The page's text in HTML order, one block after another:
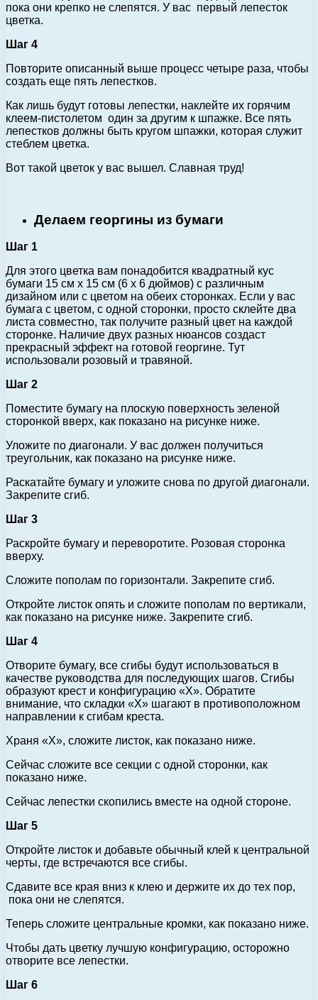
пока они крепко не слепятся. У вас первый лепесток
цветка.
Шаг 4
Повторите описанный выше процесс четыре раза, чтобы
создать еще пять лепестков.
Как лишь будут готовы лепестки, наклейте их горячим
клеем-пистолетом один за другим к шпажке. Все пять
лепестков должны быть кругом шпажки, которая служит
стеблем цветка.
Вот такой цветок у вас вышел. Славная труд!
Делаем георгины из бумаги
Шаг 1
Для этого цветка вам понадобится квадратный кус
бумаги 15 см х 15 см (6 x 6 дюймов) с различным
дизайном или с цветом на обеих сторонках. Если у вас
бумага с цветом, с одной сторонки, просто склейте два
листа совместно, так получите разный цвет на каждой
сторонке. Наличие двух разных нюансов создаст
прекрасный эффект на готовой георгине. Тут
использовали розовый и травяной.
Шаг 2
Поместите бумагу на плоскую поверхность зеленой
сторонкой вверх, как показано на рисунке ниже.
Уложите по диагонали. У вас должен получиться
треугольник, как показано на рисунке ниже.
Раскатайте бумагу и уложите снова по другой диагонали.
Закрепите сгиб.
Шаг 3
Раскройте бумагу и переворотите. Розовая сторонка
вверху.
Сложите пополам по горизонтали. Закрепите сгиб.
Откройте листок опять и сложите пополам по вертикали,
как показано на рисунке ниже. Закрепите сгиб.
Шаг 4
Отворите бумагу, все сгибы будут использоваться в
качестве руководства для последующих шагов. Сгибы
образуют крест и конфигурацию «X». Обратите
внимание, что складки «X» шагают в противоположном
направлении к сгибам креста.
Храня «X», сложите листок, как показано ниже.
Сейчас сложите все секции с одной сторонки, как
показано ниже.
Сейчас лепестки скопились вместе на одной стороне.
Шаг 5
Откройте листок и добавьте обычный клей к центральной
черты, где встречаются все сгибы.
Сдавите все края вниз к клею и держите их до тех пор,
пока они не слепятся.
Теперь сложите центральные кромки, как показано ниже.
Чтобы дать цветку лучшую конфигурацию, осторожно
отворите все лепестки.
Шаг 6